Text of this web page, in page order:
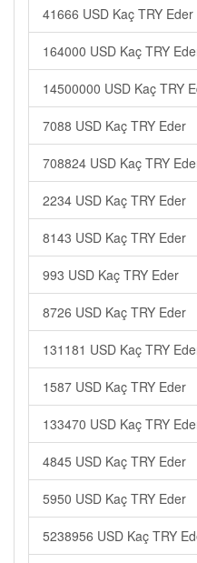
41666 USD Kaç TRY Eder
164000 USD Kaç TRY
14500000 USD Kaç TRY
7088 USD Kaç TRY Eder
708824 USD Kaç TRY
2234 USD Kaç TRY Eder
8143 USD Kaç TRY Eder
993 USD Kaç TRY Eder
8726 USD Kaç TRY Eder
131181 USD Kaç TRY
1587 USD Kaç TRY Eder
133470 USD Kaç TRY
4845 USD Kaç TRY Eder
5950 USD Kaç TRY Eder
5238956 USD Kaç TRY